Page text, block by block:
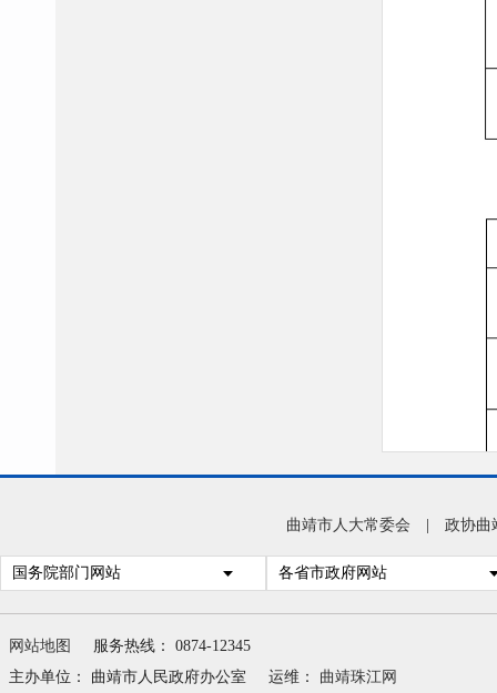
曲靖市人大常委会 政协曲
国务院部门网站 各省市政府网站
网站地图
服务热线： 0874-12345
主办单位： 曲靖市人民政府办公室
运维： 曲靖珠江网